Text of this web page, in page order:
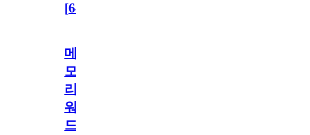
[64
메
모
리
워
드